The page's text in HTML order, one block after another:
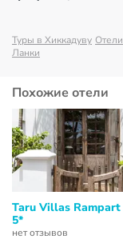
Туры в Хиккадуву
Ланки
Похожие отели
Taru Villas
5*
нет отзывов